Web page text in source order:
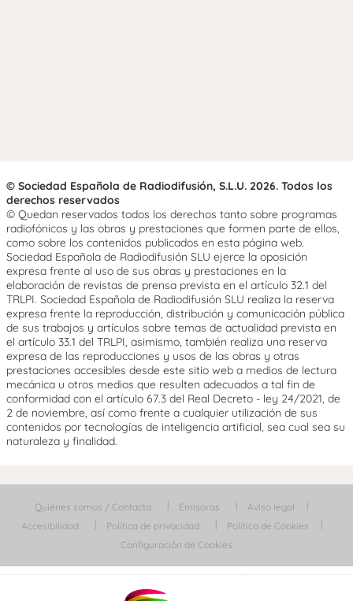
© Sociedad Española de Radiodifusión, S.L.U. 2026. Todos los
derechos reservados
© Quedan reservados todos los derechos tanto sobre programas
radiofónicos y las obras y prestaciones que formen parte de ellos,
como sobre los contenidos publicados en esta página web.
Sociedad Española de Radiodifusión SLU ejerce la oposición
expresa frente al uso de sus obras y prestaciones en la
elaboración de revistas de prensa prevista en el artículo 32.1 del
TRLPI. Sociedad Española de Radiodifusión SLU realiza la reserva
expresa frente la reproducción, distribución y comunicación pública
de sus trabajos y artículos sobre temas de actualidad prevista en
el artículo 33.1 del TRLPI, asimismo, también realiza una reserva
expresa de las reproducciones y usos de las obras y otras
prestaciones accesibles desde este sitio web a medios de lectura
mecánica u otros medios que resulten adecuados a tal fin de
conformidad con el artículo 67.3 del Real Decreto - ley 24/2021, de
2 de noviembre, así como frente a cualquier utilización de sus
contenidos por tecnologías de inteligencia artificial, sea cual sea su
naturaleza y finalidad.
Quiénes somos / Contacta Emisoras
Aviso legal
Accesibilidad
Política de privacidad
Política de Cookies
Configuración de Cookies